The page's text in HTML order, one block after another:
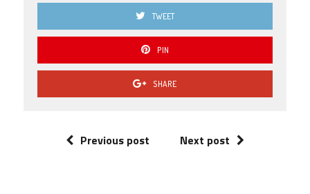
TWEET
PIN
SHARE
Previous post Next post